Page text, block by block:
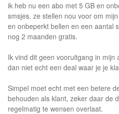
ik heb nu een abo met 5 GB en
smsjes. ze stellen nou voor om
en onbeperkt bellen en een aantal
nog 2 maanden gratis.
Ik vind dit geen vooruitgang in mijn
dan niet echt een deal waar je je
Simpel moet echt met een betere
behouden als klant, zeker daar de
regelmatig te wensen overlaat.